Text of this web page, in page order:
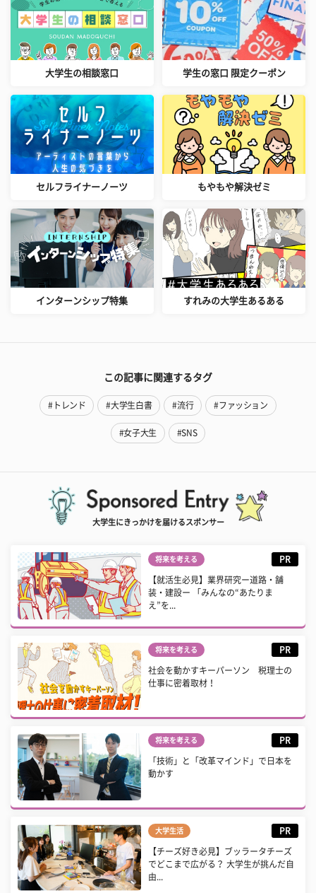
大学生の相談窓口 学生の窓口 限定クーポン
セルフライナーノーツ もやもや解決ゼミ
インターンシップ特集 すれみの大学生あるある
この記事に関連するタグ
#トレンド #大学生白書 #流行 #ファッション
#女子大生 #SNS
大学生にきっかけを届けるスポンサー
将来を考える PR
【就活生必見】業界研究ー道路・舗
装・建設ー 「みんなの“あたりま
え”を...
将来を考える PR
社会を動かすキーパーソン 税理士の
仕事に密着取材！
将来を考える PR
「技術」と「改革マインド」で日本を
動かす
大学生活 PR
【チーズ好き必見】ブッラータチーズ
でどこまで広がる？ 大学生が挑んだ自
由...